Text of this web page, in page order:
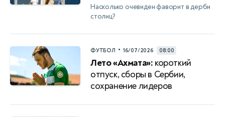
Насколько очевиден фаворит в дерби
столиц?
ФУТБОЛ • 16/07/2026 08:00
Лето «Ахмата»: короткий
отпуск, сборы в Сербии,
сохранение лидеров